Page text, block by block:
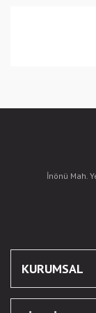
İnönü Mah.
KURUMSAL